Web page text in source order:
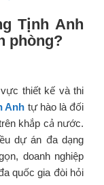
Tịnh Anh
phòng?
thiết kế và thi
Anh tự hào là đối
khắp cả nước.
dự án đa dạng
doanh nghiệp
quốc gia đòi hỏi